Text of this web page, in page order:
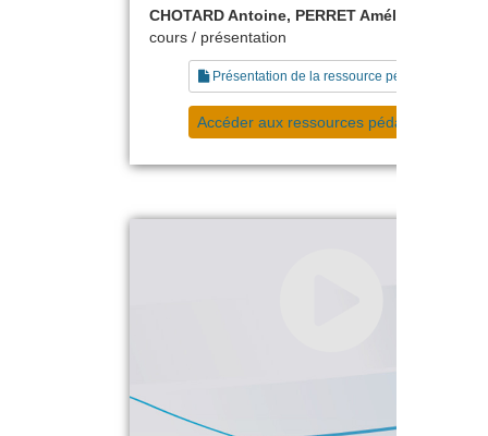
CHOTARD Antoine, PERRET Amélie
cours / présentation
Présentation de la ressource pédagogique
Accéder aux ressources pédagogiques